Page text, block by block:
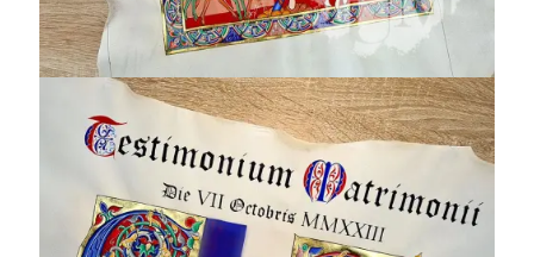
Testimonium
Matrimonii